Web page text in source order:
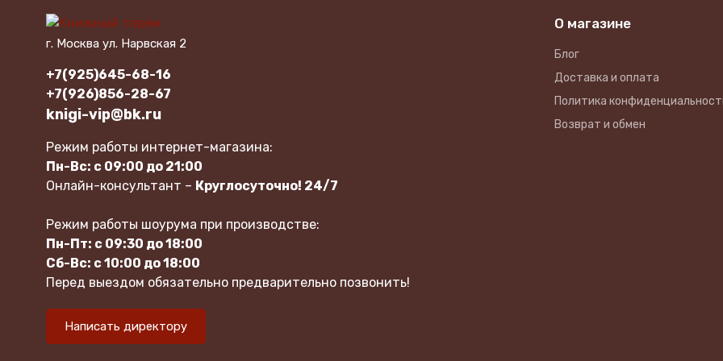
г. Москва ул. Нарвская 2
+7(925)645-68-16
+7(926)856-28-67
knigi-vip@bk.ru
Режим работы интернет-магазина:
Пн-Вс: с 09:00 до 21:00
Онлайн-консультант – Круглосуточно! 24/7
Режим работы шоурума при производстве:
Пн-Пт: с 09:30 до 18:00
Сб-Вс: с 10:00 до 18:00
Перед выездом обязательно предварительно позвонить!
Написать директору
О магазине
Блог
Доставка и оплата
Политика
Возврат и обмен